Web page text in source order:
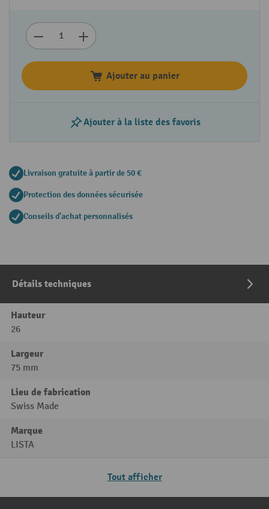
Ajouter au panier
Ajouter à la liste des favoris
Livraison gratuite à partir de 50 €
Protection des données sécurisée
Conseils d'achat personnalisés
Détails techniques
Hauteur
26
Largeur
75 mm
Lieu de fabrication
Swiss Made
Marque
LISTA
Tout afficher